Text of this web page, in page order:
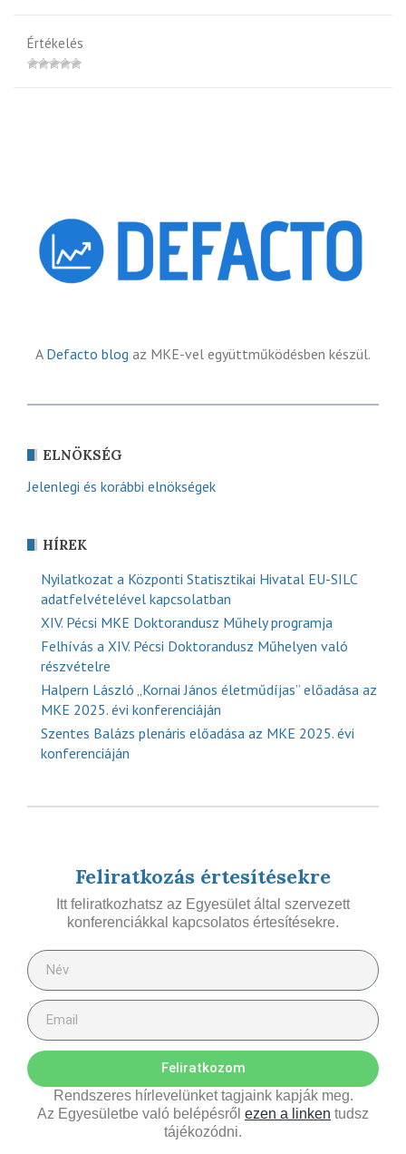
Értékelés
A Defacto blog az MKE-vel együttműködésben készül.
ELNÖKSÉG
Jelenlegi és korábbi elnökségek
HÍREK
Nyilatkozat a Központi Statisztikai Hivatal EU-SILC
adatfelvételével kapcsolatban
XIV. Pécsi MKE Doktorandusz Műhely programja
Felhívás a XIV. Pécsi Doktorandusz Műhelyen való
részvételre
Halpern László „Kornai János életműdíjas” előadása az
MKE 2025. évi konferenciáján
Szentes Balázs plenáris előadása az MKE 2025. évi
konferenciáján
Feliratkozás értesítésekre
Itt feliratkozhatsz az Egyesület által szervezett
konferenciákkal kapcsolatos értesítésekre.
Feliratkozom
Rendszeres hírlevelünket tagjaink kapják meg.
Az Egyesületbe való belépésről ezen a linken tudsz
tájékozódni.